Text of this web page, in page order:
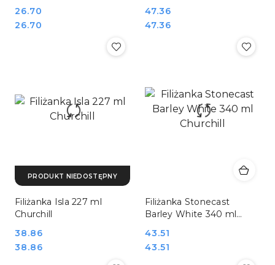
Cena:
26.70
Cena:
26.70
Churchill
Cena:
47.36
Cena:
47.36
Filiżanka Isla 227 ml
Churchill
Cena:
38.86
Cena:
38.86
PRODUKT NIEDOSTĘPNY
Filiżanka Stonecast
Barley White 340 ml
Cena:
43.51
Cena:
43.51